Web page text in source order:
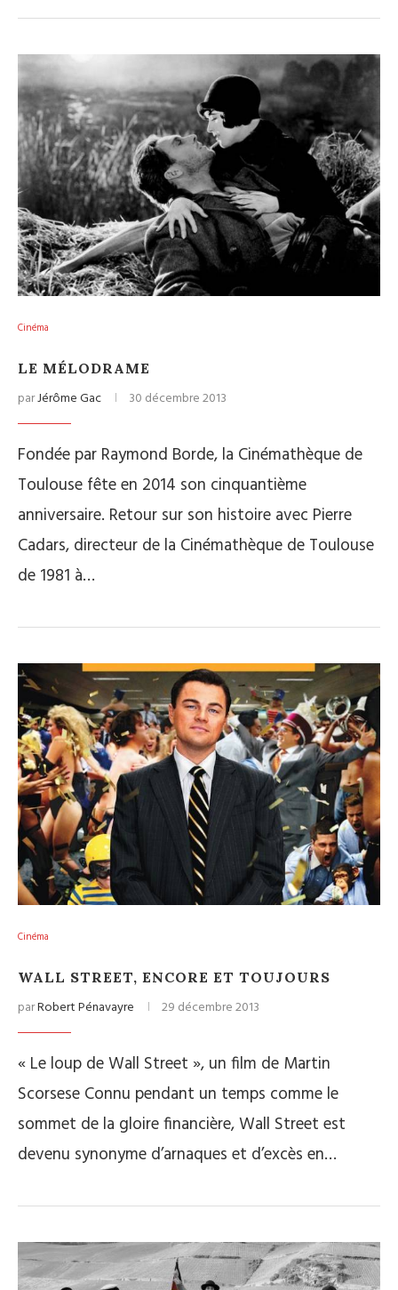
Cinéma
LE MÉLODRAME
parJérôme Gac 30 décembre 2013
Fondée par Raymond Borde, la Cinémathèque de
Toulouse fête en 2014 son cinquantième
anniversaire. Retour sur son histoire avec Pierre
Cadars, directeur de la Cinémathèque de Toulouse
de 1981 à…
Cinéma
WALL STREET, ENCORE ET TOUJOURS
parRobert Pénavayre 29 décembre 2013
« Le loup de Wall Street », un film de Martin
Scorsese Connu pendant un temps comme le
sommet de la gloire financière, Wall Street est
devenu synonyme d’arnaques et d’excès en…